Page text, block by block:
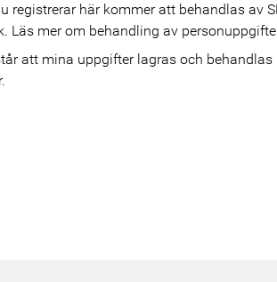
registrerar här kommer att behandlas av
Läs mer om behandling av